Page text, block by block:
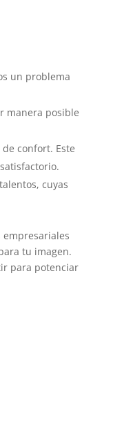
un problema
manera posible
confort. Este
cuyas
tu imagen.
para potenciar